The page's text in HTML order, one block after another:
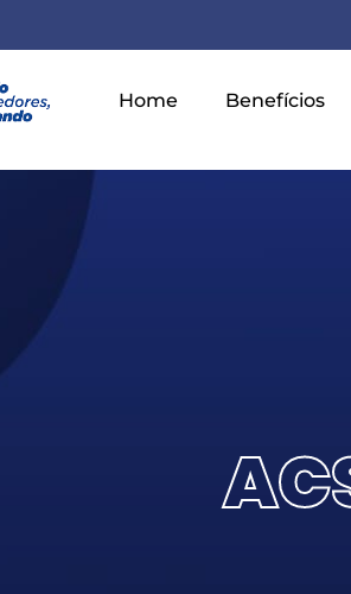
Home Benefícios